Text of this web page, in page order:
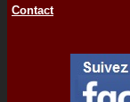
Contact